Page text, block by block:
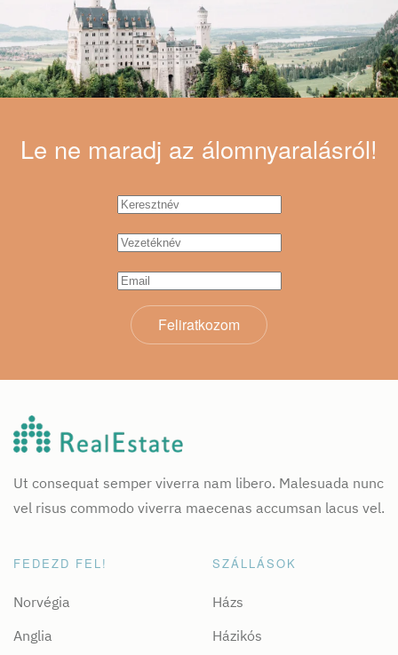
Le ne maradj az álomnyaralásról!
Feliratkozom
Ut consequat semper viverra nam libero. Malesuada nunc
vel risus commodo viverra maecenas accumsan lacus vel.
FEDEZD FEL!
Norvégia
Anglia
SZÁLLÁSOK
Házs
Házikós